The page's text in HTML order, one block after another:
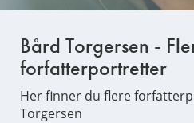
Bård Torgersen -
forfatterportretter
Her finner du flere
Torgersen